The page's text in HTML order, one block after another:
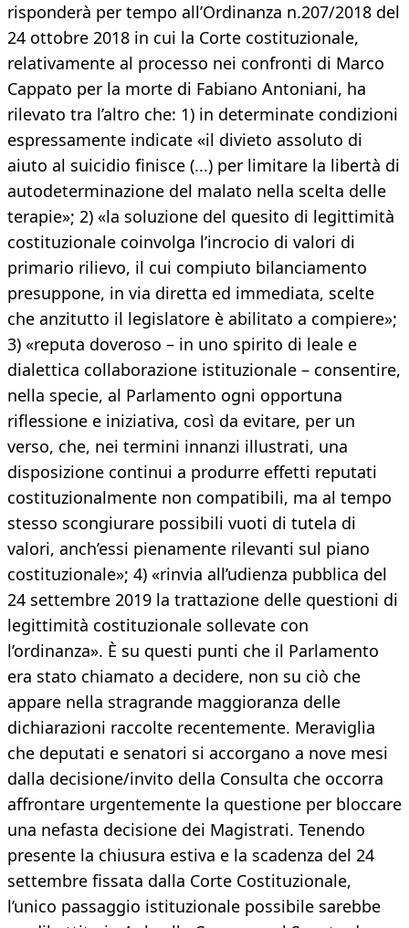
risponderà per tempo all’Ordinanza n.207/2018 del
24 ottobre 2018 in cui la Corte costituzionale,
relativamente al processo nei confronti di Marco
Cappato per la morte di Fabiano Antoniani, ha
rilevato tra l’altro che: 1) in determinate condizioni
espressamente indicate «il divieto assoluto di
aiuto al suicidio finisce (...) per limitare la libertà di
autodeterminazione del malato nella scelta delle
terapie»; 2) «la soluzione del quesito di legittimità
costituzionale coinvolga l’incrocio di valori di
primario rilievo, il cui compiuto bilanciamento
presuppone, in via diretta ed immediata, scelte
che anzitutto il legislatore è abilitato a compiere»;
3) «reputa doveroso – in uno spirito di leale e
dialettica collaborazione istituzionale – consentire,
nella specie, al Parlamento ogni opportuna
riflessione e iniziativa, così da evitare, per un
verso, che, nei termini innanzi illustrati, una
disposizione continui a produrre effetti reputati
costituzionalmente non compatibili, ma al tempo
stesso scongiurare possibili vuoti di tutela di
valori, anch’essi pienamente rilevanti sul piano
costituzionale»; 4) «rinvia all’udienza pubblica del
24 settembre 2019 la trattazione delle questioni di
legittimità costituzionale sollevate con
l’ordinanza». È su questi punti che il Parlamento
era stato chiamato a decidere, non su ciò che
appare nella stragrande maggioranza delle
dichiarazioni raccolte recentemente. Meraviglia
che deputati e senatori si accorgano a nove mesi
dalla decisione/invito della Consulta che occorra
affrontare urgentemente la questione per bloccare
una nefasta decisione dei Magistrati. Tenendo
presente la chiusura estiva e la scadenza del 24
settembre fissata dalla Corte Costituzionale,
l’unico passaggio istituzionale possibile sarebbe